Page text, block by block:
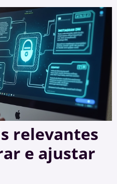
relevantes
e ajustar